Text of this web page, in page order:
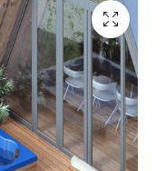
"Octa 7"
4.200€
“Oval”
3.800 €